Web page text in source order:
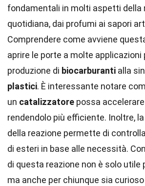
fondamentali in molti aspetti della
quotidiana, dai profumi ai sapori
Comprendere come avviene
aprire le porte a molte applicazioni
produzione di biocarburanti alla
plastici. È interessante notare
un catalizzatore possa
rendendolo più efficiente. Inoltre,
della reazione permette di
di esteri in base alle necessità.
di questa reazione non è solo utile
ma anche per chiunque sia